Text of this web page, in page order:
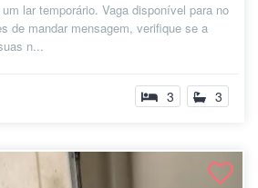
lar temporário. Vaga disponível para no
de mandar mensagem, verifique se a
n...
3 3